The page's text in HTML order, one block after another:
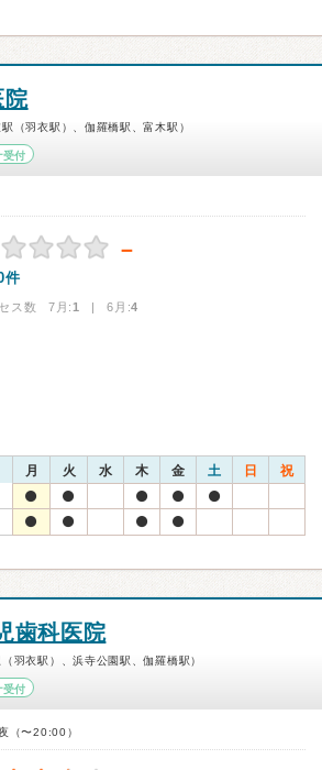
院
（羽衣駅）、伽羅橋駅、富木駅）
受付
－
件
ス数 7月:1 | 6月:4
月 火 水 木 金 土 日 祝
歯科医院
羽衣駅）、浜寺公園駅、伽羅橋駅）
受付
（〜20:00）